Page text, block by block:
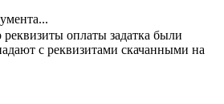
оплаты задатка были
с реквизитами скачанными на